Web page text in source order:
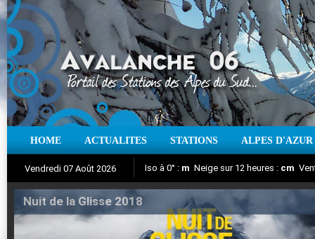
HOME ACTUALITES STATIONS ALPES D'AZUR
Vendredi 07 Août 2026 Iso à 0° : m Neige sur 12 heures : cm
Nuit de la Glisse 2018